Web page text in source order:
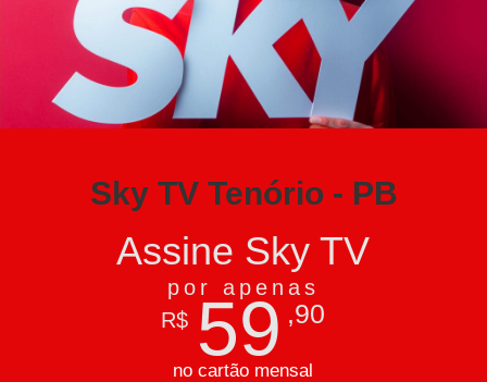
Sky TV Tenório - PB
Assine Sky TV
por apenas
R$ 59 ,90
no cartão mensal